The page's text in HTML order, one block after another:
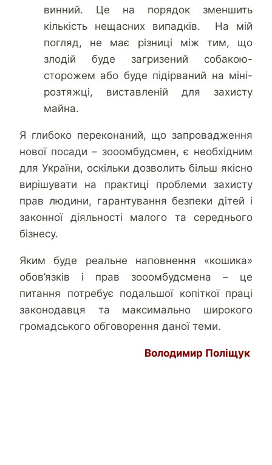
винний. Це на порядок зменшить
кількість нещасних випадків. На мій
погляд, не має різниці між тим, що
злодій буде загризений собакою-
сторожем або буде підірваний на міні-
розтяжці, виставленій для захисту
майна.
Я глибоко переконаний, що запровадження
нової посади – зооомбудсмен, є необхідним
для України, оскільки дозволить більш якісно
вирішувати на практиці проблеми захисту
прав людини, гарантування безпеки дітей і
законної діяльності малого та середнього
бізнесу.
Яким буде реальне наповнення «кошика»
обов’язків і прав зооомбудсмена – це
питання потребує подальшої копіткої праці
законодавця та максимально широкого
громадського обговорення даної теми.
Володимир Поліщук